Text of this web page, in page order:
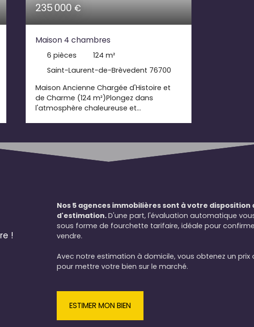
235 000€
Maison 4 chambres
6pièces 124m²
Saint-Laurent-de-Brèvedent 76700
Maison Ancienne Chargée d'Histoire et
de Charme (124 m²)Plongez dans
l'atmosphère chaleureuse et
surface habitable, cette propriété est un
suplémentaires (bureau ou dressing), la
cuisine aménagée et équipée, ainsi que
les deux salles d'eau et les deux WC,
offrent tout le confort moderne tout en
terrasse et le jardin vous invitent à
profiter des doux moments en plein air,
environnante. Située dans un cadre
idyllique, cette maison est à seulement 5
minutes à pied des arrêts de bus, et à 5
minutes en voiture de plusieurs écoles
!
Nos 5 agences immobilières sont à votre
d'estimation.D'une part, l'évaluation automatique
sous forme de fourchette tarifaire, idéale pour
vendre.
Avec notre estimation à domicile, vous obtenez un
pour mettre votre bien sur le marché.
ESTIMER MON BIEN